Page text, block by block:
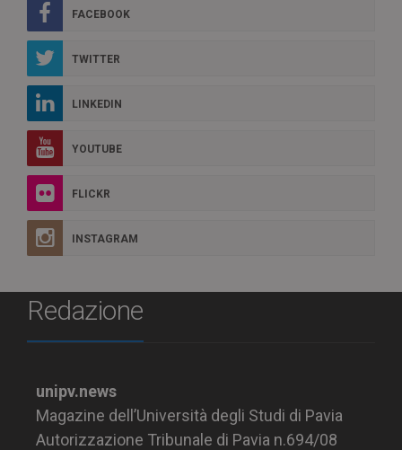
FACEBOOK
TWITTER
LINKEDIN
YOUTUBE
FLICKR
INSTAGRAM
Redazione
unipv.news
Magazine dell’Università degli Studi di Pavia
Autorizzazione Tribunale di Pavia n.694/08